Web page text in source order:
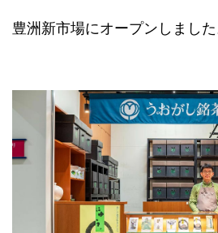
豊洲新市場にオープンしました